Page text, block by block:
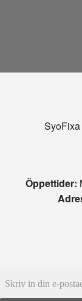
Öppettider: